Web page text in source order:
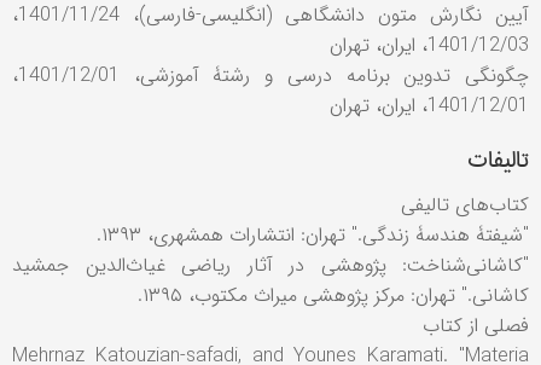
آیین نگارش متون دانشگاهی (انگلیسی-فارسی)، 1401/11/24،
1401/12/03، ایران، تهران
چگونگی تدوین برنامه درسی و رشتۀ آموزشی، 1401/12/01،
1401/12/01، ایران، تهران
تالیفات
کتاب‌های تالیفی
"شیفتۀ هندسۀ زندگی." تهران: انتشارات همشهری، ۱۳۹۳.
"کاشانی‌شناخت: پژوهشی در آثار ریاضی غیاث‌الدین جمشید
کاشانی." تهران: مرکز پژوهشی میراث مکتوب، ۱۳۹۵.
فصلی از کتاب
Mehrnaz Katouzian-safadi, and Younes Karamati. "Materia